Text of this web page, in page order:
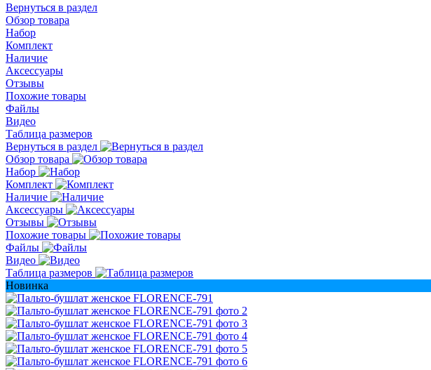
Вернуться в раздел
Обзор товара
Набор
Комплект
Наличие
Аксессуары
Отзывы
Похожие товары
Файлы
Видео
Таблица размеров
Вернуться в раздел
Обзор товара
Набор
Комплект
Наличие
Аксессуары
Отзывы
Похожие товары
Файлы
Видео
Таблица размеров
Новинка